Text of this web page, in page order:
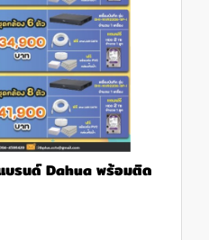
บรนด์ Dahua พร้อมติด